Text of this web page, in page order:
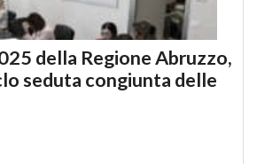
della Regione Abruzzo,
seduta congiunta delle